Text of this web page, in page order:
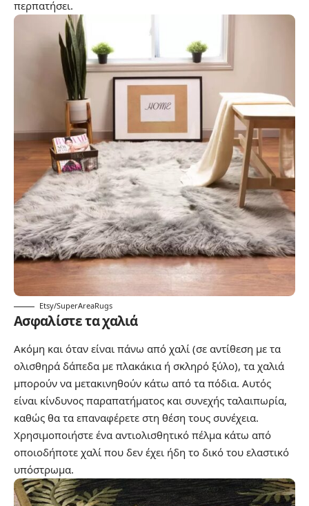
περπατήσει.
Etsy/SuperAreaRugs
Ασφαλίστε τα χαλιά
Ακόμη και όταν είναι πάνω από χαλί (σε αντίθεση με τα
ολισθηρά δάπεδα με πλακάκια ή σκληρό ξύλο), τα χαλιά
μπορούν να μετακινηθούν κάτω από τα πόδια. Αυτός
είναι κίνδυνος παραπατήματος και συνεχής ταλαιπωρία,
καθώς θα τα επαναφέρετε στη θέση τους συνέχεια.
Χρησιμοποιήστε ένα αντιολισθητικό πέλμα κάτω από
οποιοδήποτε χαλί που δεν έχει ήδη το δικό του ελαστικό
υπόστρωμα.